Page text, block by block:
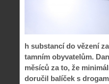
h substancí do vězení
tamním obyvatelům.
měsíců za to, že
doručil balíček s